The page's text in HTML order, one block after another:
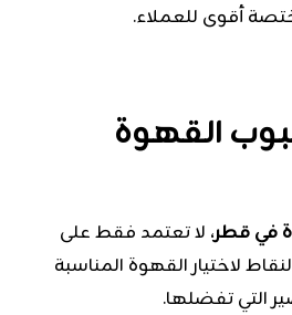
أقوى للعملاء.
القهوة
قطر، لا تعتمد فقط على
القهوة المناسبة
تفضلها.